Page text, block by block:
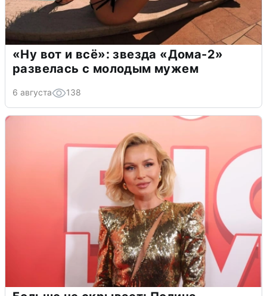
«Ну вот и всё»: звезда «Дома-2»
развелась с молодым мужем
6 августа 138